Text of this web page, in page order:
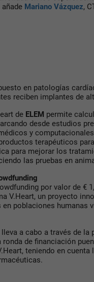
añade Mariano Vázquez,
en patologías
reciben implantes de
de ELEM permite
desde estudios
y
terapéuticos
para mejorar los
las pruebas en
por valor de €
V.Heart, un proyecto
poblaciones humanas
a cabo a través de la
ronda de financiación
teniendo en